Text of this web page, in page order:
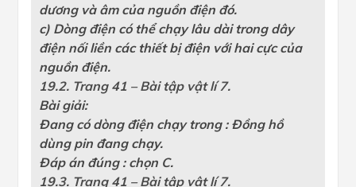
dương và âm của nguồn điện đó.
c) Dòng điện có thể chạy lâu dài trong dây
điện nối liền các thiết bị điện với hai cực của
nguồn điện.
19.2. Trang 41 – Bài tập vật lí 7.
Bài giải:
Đang có dòng điện chạy trong : Đồng hồ
dùng pin đang chạy.
Đáp án đúng : chọn C.
19.3. Trang 41 – Bài tập vật lí 7.